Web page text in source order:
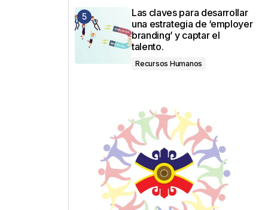
Las claves para desarrollar
una estrategia de ‘employer
branding’ y captar el
talento.
Recursos Humanos